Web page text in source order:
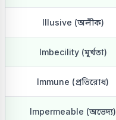
Illusive (অলীক)
Imbecility (মূর্খতা)
Immune (প্রতিরোধ)
Impermeable (অভেদ্য)